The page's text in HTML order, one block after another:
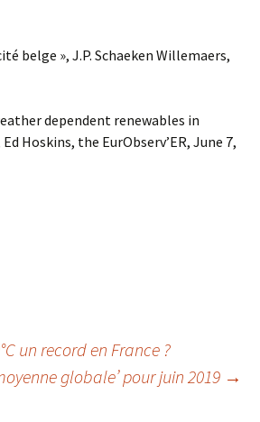
belge », J.P. Schaeken Willemaers,
dependent renewables in
Ed Hoskins, the EurObserv’ER, June 7,
un record en France ?
globale’ pour juin 2019 →